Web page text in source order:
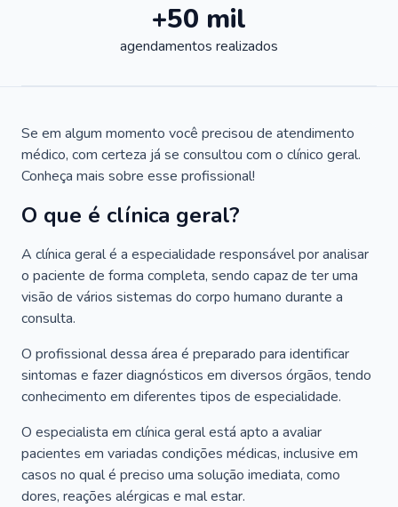
+50 mil
agendamentos realizados
Se em algum momento você precisou de atendimento
médico, com certeza já se consultou com o clínico geral.
Conheça mais sobre esse profissional!
O que é clínica geral?
A clínica geral é a especialidade responsável por analisar
o paciente de forma completa, sendo capaz de ter uma
visão de vários sistemas do corpo humano durante a
consulta.
O profissional dessa área é preparado para identificar
sintomas e fazer diagnósticos em diversos órgãos, tendo
conhecimento em diferentes tipos de especialidade.
O especialista em clínica geral está apto a avaliar
pacientes em variadas condições médicas, inclusive em
casos no qual é preciso uma solução imediata, como
dores, reações alérgicas e mal estar.